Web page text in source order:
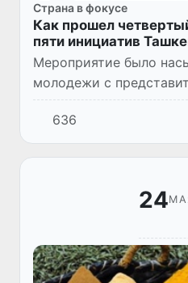
Страна в фокусе
Как прошел
пяти инициатив
Мероприятие было
молодежи с
636
24